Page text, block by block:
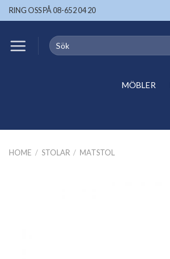
Skip
to
RING OSS PÅ 08-652 04 20
Search
for:
MÖBLER
HOME / STOLAR / MATSTOL